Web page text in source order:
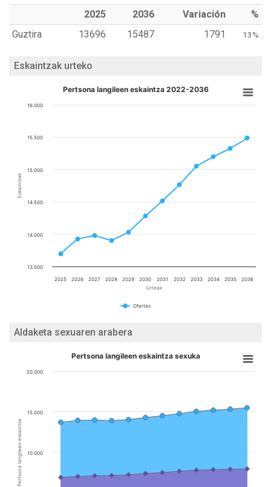
2025 2036 Variación
%
Guztira
13696 15487 1791 13%
Eskaintzak urteko
Urteak
Eskaintzak
Pertsona langileen eskaintza 2022-2036
Ofertas
2025 2026 2027 2028 2029 2030 2031 2032 2033 2034 2035 2036
13.500
14.000
14.500
15.000
15.500
16.000
Aldaketa sexuaren arabera
Pertsona langileen eskaintza
Pertsona langileen eskaintza sexuka
10.000
15.000
20.000